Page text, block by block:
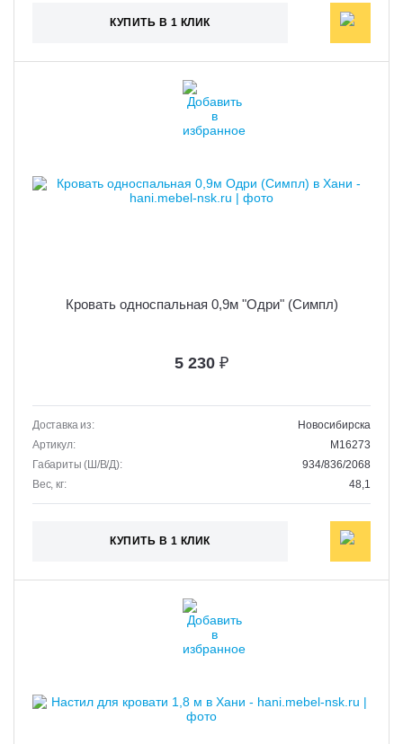
КУПИТЬ В 1 КЛИК
Кровать односпальная 0,9м "Одри" (Симпл)
5 230 ₽
Доставка из:
Новосибирска
Артикул:
M16273
Габариты (Ш/В/Д):
934/836/2068
Вес, кг:
48,1
КУПИТЬ В 1 КЛИК